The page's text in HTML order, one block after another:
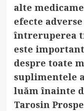
alte
efecte
întreruperea
este
despre toate
suplimentele
luăm înainte
Tarosin